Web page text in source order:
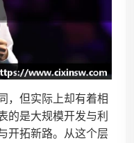
，但实际上却有着相
的是大规模开发与利
开拓新路。从这个层